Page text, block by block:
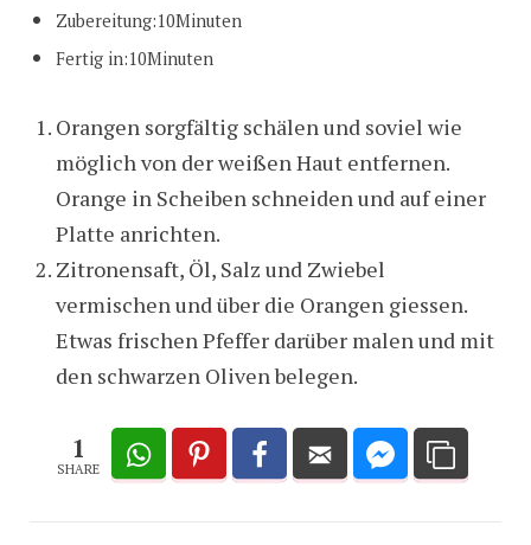
Zubereitung:10Minuten
Fertig in:10Minuten
Orangen sorgfältig schälen und soviel wie
möglich von der weißen Haut entfernen.
Orange in Scheiben schneiden und auf einer
Platte anrichten.
Zitronensaft, Öl, Salz und Zwiebel
vermischen und über die Orangen giessen.
Etwas frischen Pfeffer darüber malen und mit
den schwarzen Oliven belegen.
1
SHARE